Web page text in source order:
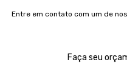
Entre em contato com um de
Faça seu